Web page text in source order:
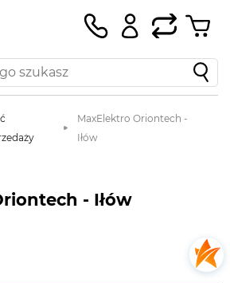
MaxElektro Oriontech -
Iłów
- Iłów
contributors